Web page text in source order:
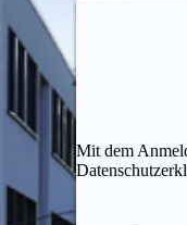
Mit dem